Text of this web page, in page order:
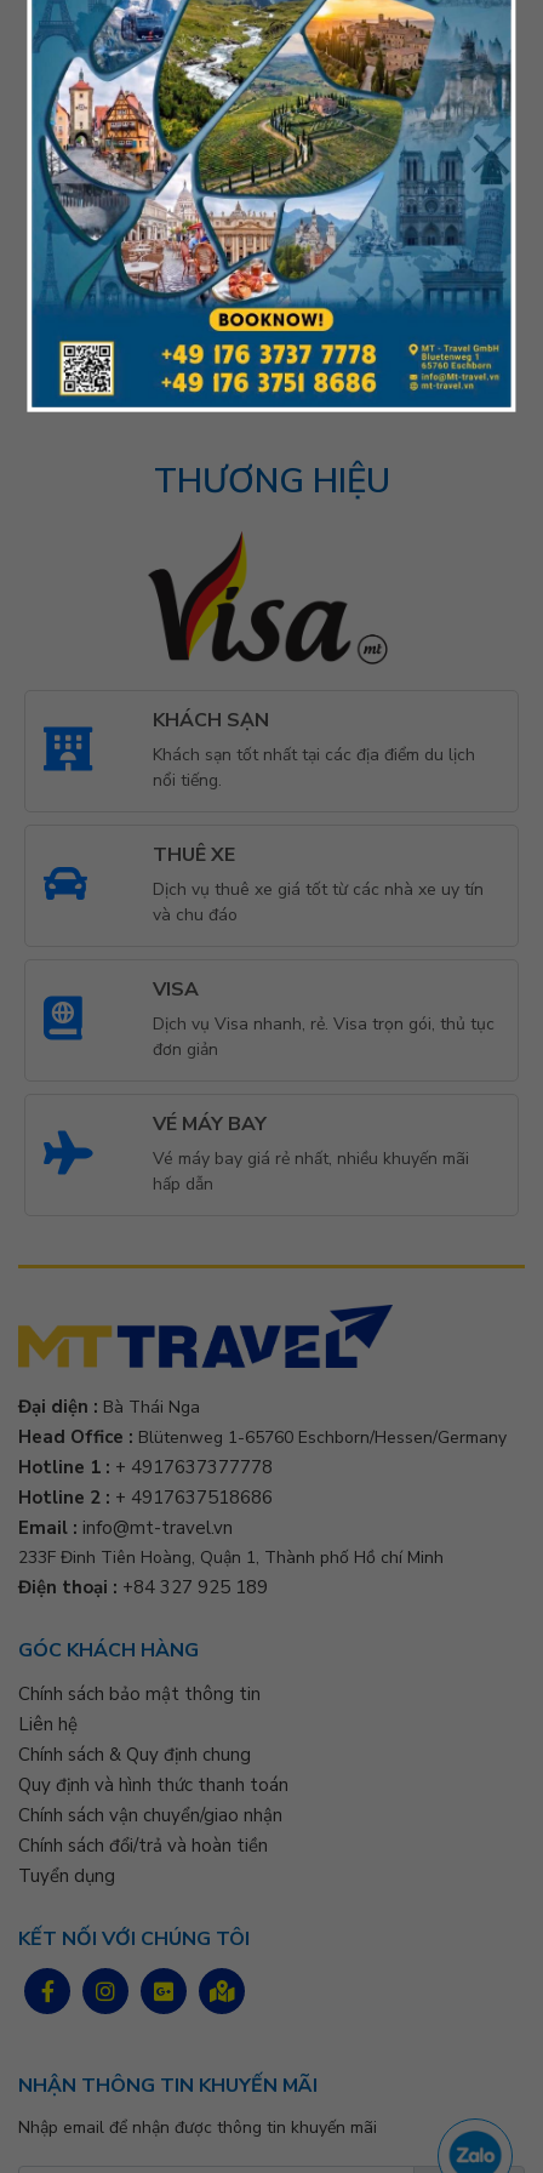
Information
Giải Đáp Thắc Mắc
Info@mt-travel.vn
T.Nina
Back Office
Service@mt-
travel.vn
THƯƠNG HIỆU
KHÁCH SẠN
Khách sạn tốt nhất tại các địa điểm du lịch
nổi tiếng.
THUÊ XE
Dịch vụ thuê xe giá tốt từ các nhà xe uy tín
và chu đáo
VISA
Dịch vụ Visa nhanh, rẻ. Visa trọn gói, thủ tục
đơn giản
VÉ MÁY BAY
Vé máy bay giá rẻ nhất, nhiều khuyến mãi
hấp dẫn
Đại diện : Bà Thái Nga
Head Office : Blütenweg 1-65760 Eschborn/Hessen/Germany
Hotline 1 : + 4917637377778
Hotline 2 : + 4917637518686
Email : info@mt-travel.vn
233F Đinh Tiên Hoàng, Quận 1, Thành phố Hồ chí Minh
Điện thoại : +84 327 925 189
GÓC KHÁCH HÀNG
Chính sách bảo mật thông tin
Liên hệ
Chính sách & Quy định chung
Quy định và hình thức thanh toán
Chính sách vận chuyển/giao nhận
Chính sách đổi/trả và hoàn tiền
Tuyển dụng
KẾT NỐI VỚI CHÚNG TÔI
NHẬN THÔNG TIN KHUYẾN MÃI
Nhập email để nhận được thông tin khuyến mãi